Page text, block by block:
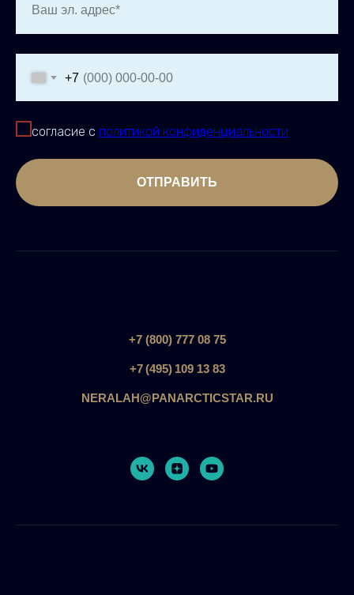
Ваш эл. адрес*
+7
согласие с политикой конфиденциальности
ОТПРАВИТЬ
+7 (800) 777 08 75
+7 (495) 109 13 83
NERALAH@PANARCTICSTAR.RU